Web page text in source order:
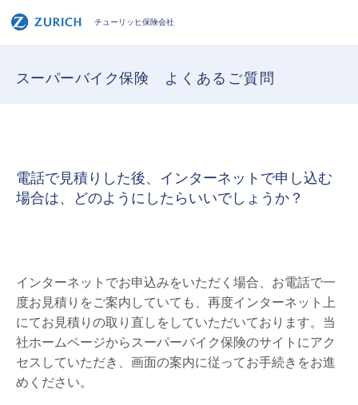
チューリッヒ保険会社
スーパーバイク保険 よくあるご質問
電話で見積りした後、インターネットで申し込む
場合は、どのようにしたらいいでしょうか？
インターネットでお申込みをいただく場合、お電話で一
度お見積りをご案内していても、再度インターネット上
にてお見積りの取り直しをしていただいております。当
社ホームページからスーパーバイク保険のサイトにアク
セスしていただき、画面の案内に従ってお手続きをお進
めください。